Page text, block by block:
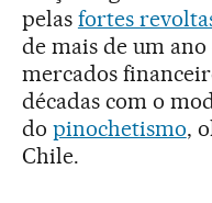
pelas fortes
de mais de um
mercados
décadas com o
do pinochetismo,
Chile.